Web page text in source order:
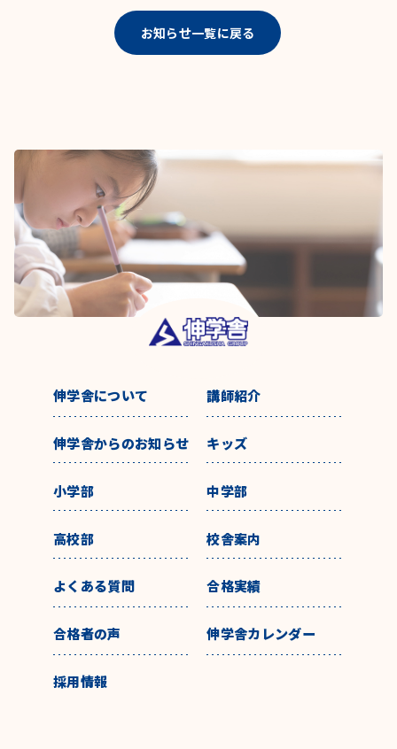
お知らせ一覧に戻る
伸学舎について 講師紹介
伸学舎からのお知らせ キッズ
小学部 中学部
高校部 校舎案内
よくある質問 合格実績
合格者の声 伸学舎カレンダー
採用情報